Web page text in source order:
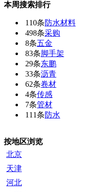
本周搜索排行
110条防水材料
498条采购
8条五金
83条脚手架
29条东鹏
33条沥青
62条卷材
4条传感
7条管材
111条防水
按地区浏览
北京
天津
河北